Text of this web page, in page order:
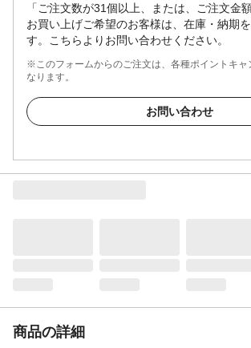
「ご注文数が31個以上、または、ご注文金
お買い上げご希望のお客様は、在庫・納期
す。こちらよりお問い合わせください。
※このフォームからのご注文は、各種ポイントキャ
なります。
お問い合わせ
商品の詳細